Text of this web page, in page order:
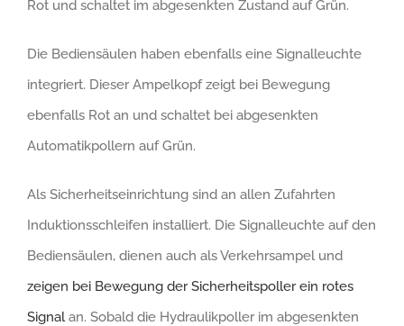
Rot und schaltet im abgesenkten Zustand auf Grün.
Die Bediensäulen haben ebenfalls eine Signalleuchte
integriert. Dieser Ampelkopf zeigt bei Bewegung
ebenfalls Rot an und schaltet bei abgesenkten
Automatikpollern auf Grün.
Als Sicherheitseinrichtung sind an allen Zufahrten
Induktionsschleifen installiert. Die Signalleuchte auf den
Bediensäulen, dienen auch als Verkehrsampel und
zeigen bei Bewegung der Sicherheitspoller ein rotes
Signalan. Sobald die Hydraulikpoller im abgesenkten